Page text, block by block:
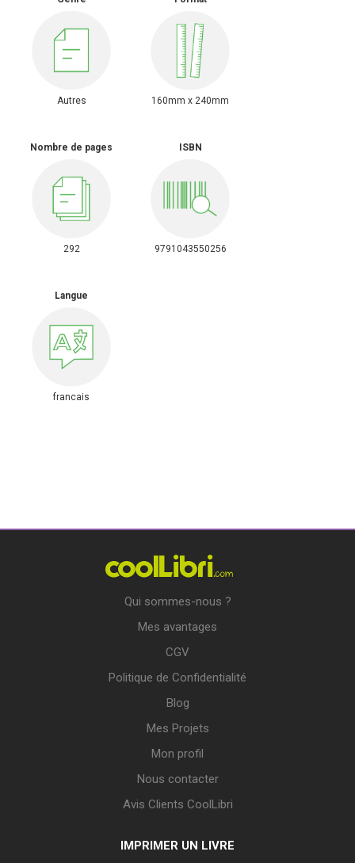
Autres 160mm x 240mm
Nombre de pages
292
ISBN
9791043550256
Langue
francais
Qui sommes-nous ?
Mes avantages
CGV
Politique de Confidentialité
Blog
Mes Projets
Mon profil
Nous contacter
Avis Clients CoolLibri
IMPRIMER UN LIVRE